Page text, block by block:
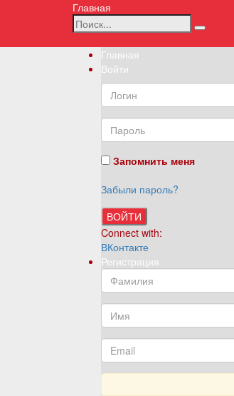
Главная
Главная
Войти
Запомнить меня
Забыли пароль?
ВОЙТИ
Connect with:
ВКонтакте
Регистрация